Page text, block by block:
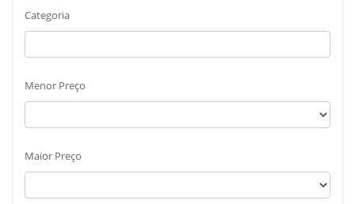
Categoria
Menor Preço
Maior Preço